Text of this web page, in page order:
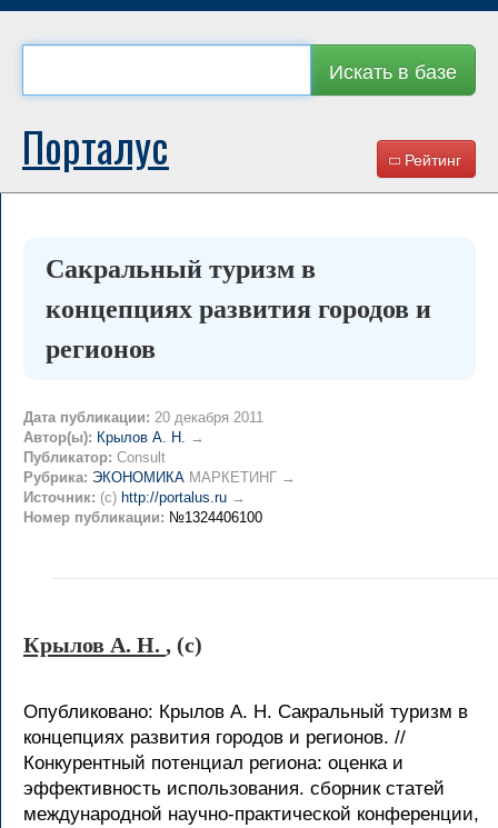
Искать в базе
Рейтинг
Порталус
Сакральный туризм в
концепциях развития городов и
регионов
Дата публикации: 20 декабря 2011
Автор(ы): Крылов А. Н. →
Публикатор: Consult
Рубрика: ЭКОНОМИКА МАРКЕТИНГ →
Источник: (c) http://portalus.ru →
Номер публикации: №1324406100
Крылов А. Н. , (c)
Опубликовано: Крылов А. Н. Сакральный туризм в
концепциях развития городов и регионов. //
Конкурентный потенциал региона: оценка и
эффективность использования. сборник статей
международной научно-практической конференции,